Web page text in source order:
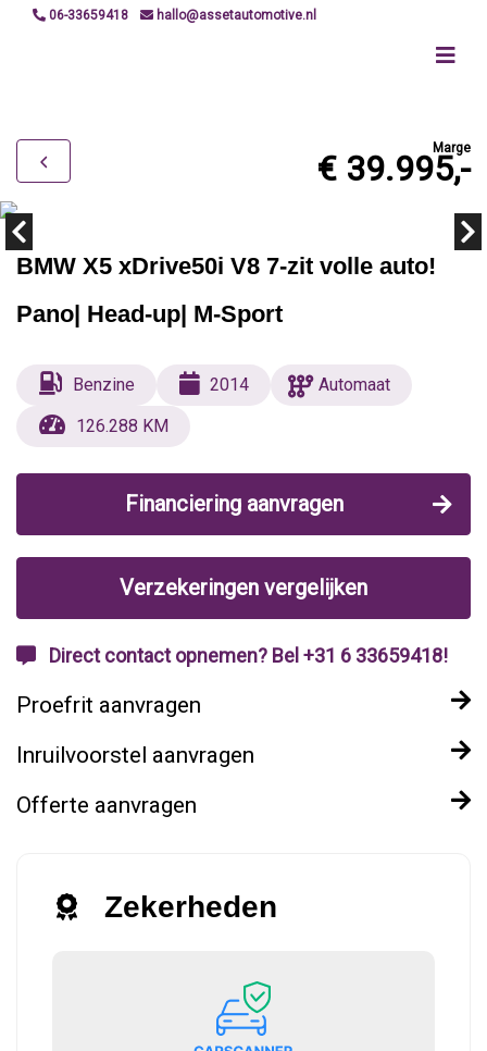
06-33659418 hallo@assetautomotive.nl
Marge
€ 39.995,-
BMW X5 xDrive50i V8 7-zit volle auto!
Pano| Head-up| M-Sport
Benzine 2014
Automaat
126.288 KM
Financiering aanvragen
Verzekeringen vergelijken
Direct contact opnemen? Bel +31 6 33659418!
Proefrit aanvragen
Inruilvoorstel aanvragen
Offerte aanvragen
Zekerheden